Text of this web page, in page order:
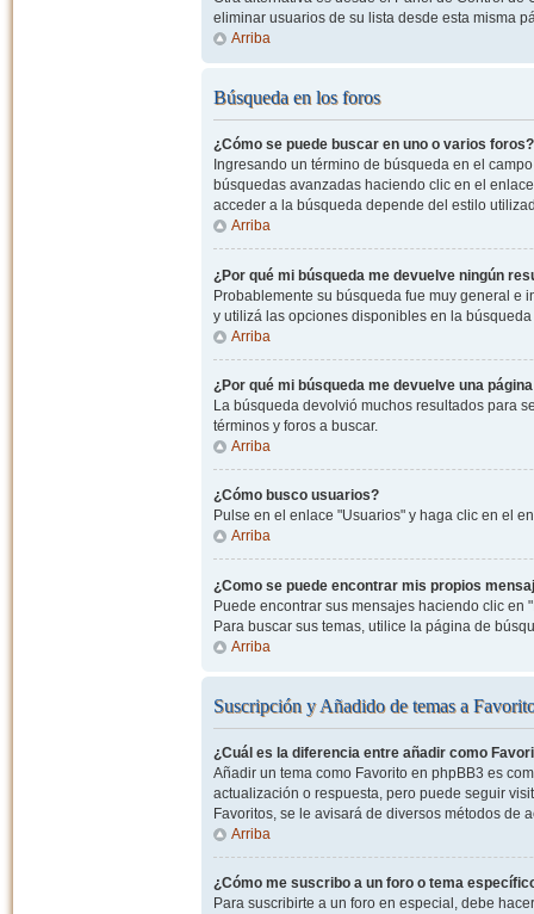
eliminar usuarios de su lista desde esta misma
Arriba
Búsqueda en los foros
¿Cómo se puede buscar en uno o varios foros?
Ingresando un término de búsqueda en el
búsquedas avanzadas haciendo clic en el
acceder a la búsqueda depende del estilo
Arriba
¿Por qué mi búsqueda me devuelve ningún
Probablemente su búsqueda fue muy general e
y utilizá las opciones disponibles en la
Arriba
¿Por qué mi búsqueda me devuelve una
La búsqueda devolvió muchos resultados para
términos y foros a buscar.
Arriba
¿Cómo busco usuarios?
Pulse en el enlace "Usuarios" y haga clic en el
Arriba
¿Como se puede encontrar mis propios
Puede encontrar sus mensajes haciendo clic en
Para buscar sus temas, utilice la página de
Arriba
Suscripción y Añadido de temas a
¿Cuál es la diferencia entre añadir como
Añadir un tema como Favorito en phpBB3 es
actualización o respuesta, pero puede seguir
Favoritos, se le avisará de diversos métodos de
Arriba
¿Cómo me suscribo a un foro o tema
Para suscribirte a un foro en especial, debe